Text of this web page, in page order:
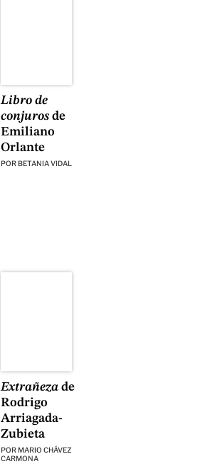
Libro de
conjuros de
Emiliano
Orlante
POR BETANIA VIDAL
Extrañeza de
Rodrigo
Arriagada-
Zubieta
POR MARIO CHÁVEZ
CARMONA